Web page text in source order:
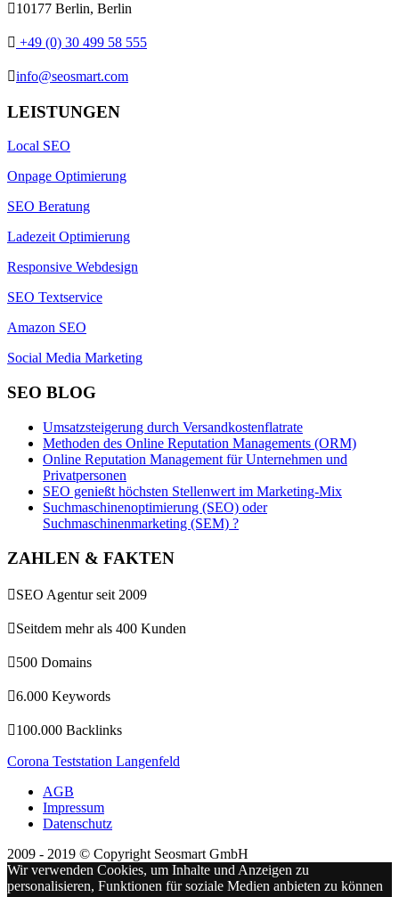
10177 Berlin, Berlin
 +49 (0) 30 499 58 555
info@seosmart.com
LEISTUNGEN
Local SEO
Onpage Optimierung
SEO Beratung
Ladezeit Optimierung
Responsive Webdesign
SEO Textservice
Amazon SEO
Social Media Marketing
SEO BLOG
Umsatzsteigerung durch Versandkostenflatrate
Methoden des Online Reputation Managements (ORM)
Online Reputation Management für Unternehmen und
Privatpersonen
SEO genießt höchsten Stellenwert im Marketing-Mix
Suchmaschinenoptimierung (SEO) oder
Suchmaschinenmarketing (SEM) ?
ZAHLEN & FAKTEN
SEO Agentur seit 2009
Seitdem mehr als 400 Kunden
500 Domains
6.000 Keywords
100.000 Backlinks
Corona Teststation Langenfeld
AGB
Impressum
Datenschutz
2009 - 2019 © Copyright Seosmart GmbH
Wir verwenden Cookies, um Inhalte und Anzeigen zu
personalisieren, Funktionen für soziale Medien anbieten zu können